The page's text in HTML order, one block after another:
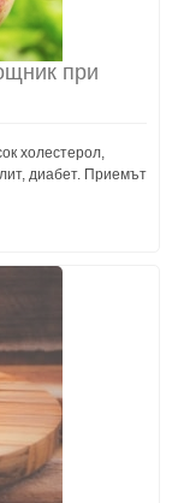
при
холестерол,
диабет. Приемът